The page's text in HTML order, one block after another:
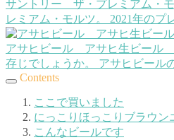
サントリー ザ・プレミアム・
レミアム・モルツ。 2021年の
アサヒビール アサヒ生ビール
存じでしょうか。 アサヒビール
Contents
ここで買いました
にっこりほっこりブラウン
こんなビールです